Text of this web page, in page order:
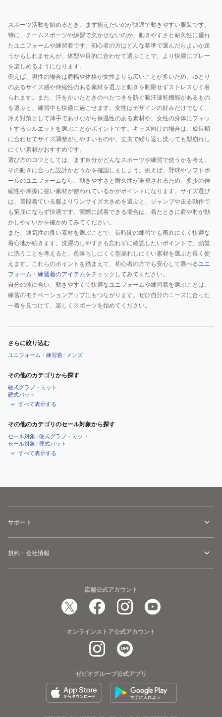
スポーツ活動を始めるとき、まず揃えたいのが快適で動きやすい服装です。
特に、チームスポーツや練習で欠かせないのが、動きやすさと耐久性に優れ
たユニフォームや練習着です。初心者の方はどんな基準で選んだらよいか迷
うかもしれませんが、体型や目的に合わせて選ぶことで、より快適にプレー
を楽しめるようになります。
例えば、男性の場合は肩幅や体格が女性よりも広いことが多いため、ゆとり
のあるサイズ感や伸縮性のある素材を選ぶと動きを制限せずストレスなく着
られます。また、汗をかいたときのべたつきを防ぐ吸汗速乾機能があるもの
を選ぶと、練習中も快適に過ごせます。女性はデザインの好みだけでなく、
冷え対策として薄手でありながら保温性のある素材や、女性の身体にフィッ
トするシルエットを選ぶことがポイントです。キッズ向けの場合は、成長期
に合わせてサイズ調整がしやすいものや、丈夫で繰り返し洗っても型崩れし
にくい素材がおすすめです。
選び方のコツとしては、まず自分がどんなスポーツや練習で使うかを考え、
その動きに合った設計かどうかを確認しましょう。例えば、野球やソフトボ
ールのユニフォームなら、動きやすさと耐久性が重視されるため、多少の伸
縮性や摩擦に強い素材が使われているかがポイントになります。サイズ選び
は、普段着ている服よりワンサイズ大きめを選ぶと、ジャンプや走る動作で
も窮屈にならず快適です。実際に試着できる場合は、着たときに肩や肘が動
かしやすいかを確かめてみてください。
また、通気性の良い素材を選ぶことで、長時間の練習でも蒸れにくく快適な
着心地が続きます。洗濯のしやすさも忘れずに確認したいポイントで、頻繁
に洗うことを考えると、色落ちしにくく型崩れしにくい素材を選ぶと長く使
えます。これらのポイントを踏まえて、初心者の方でも安心して選べるユニ
フォーム・練習着のアイテムをチェックしてみてください。
自分の体に合い、動きやすくて快適なユニフォームや練習着を選ぶことは、
練習のモチベーションアップにもつながります。ぜひ自分のニーズに合った
一着を見つけて、楽しくスポーツを始めてください。
さらに絞り込む
ユニフォーム・練習着/ メンズ
その他のカテゴリから探す
硬式グラブ・ミット
硬式バット
すべて表示する
その他のカテゴリのセール対象から探す
セール対象 /硬式グラブ・ミット
セール対象 /硬式バット
すべて表示する
サポート
規約・会社情報
店舗公式アカウント
オンラインストア公式アカウント
ゼビオグループ公式アプリ